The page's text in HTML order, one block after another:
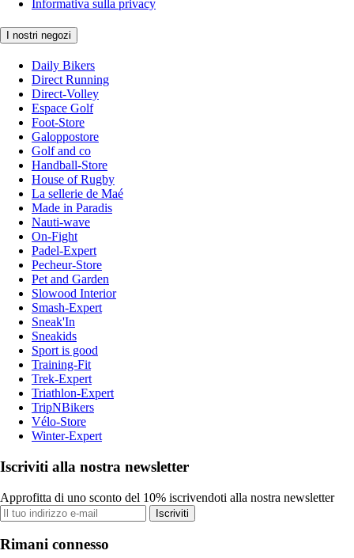
Informativa sulla privacy
I nostri negozi
Daily Bikers
Direct Running
Direct-Volley
Espace Golf
Foot-Store
Galoppostore
Golf and co
Handball-Store
House of Rugby
La sellerie de Maé
Made in Paradis
Nauti-wave
On-Fight
Padel-Expert
Pecheur-Store
Pet and Garden
Slowood Interior
Smash-Expert
Sneak'In
Sneakids
Sport is good
Training-Fit
Trek-Expert
Triathlon-Expert
TripNBikers
Vélo-Store
Winter-Expert
Iscriviti alla nostra newsletter
Approfitta di uno sconto del 10% iscrivendoti alla nostra newsletter
Iscriviti
Rimani connesso